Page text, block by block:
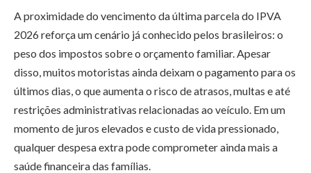
A proximidade do vencimento da última parcela do IPVA
2026 reforça um cenário já conhecido pelos brasileiros: o
peso dos impostos sobre o orçamento familiar. Apesar
disso, muitos motoristas ainda deixam o pagamento para os
últimos dias, o que aumenta o risco de atrasos, multas e até
restrições administrativas relacionadas ao veículo. Em um
momento de juros elevados e custo de vida pressionado,
qualquer despesa extra pode comprometer ainda mais a
saúde financeira das famílias.